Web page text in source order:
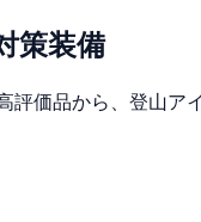
策装備
評価品から、登山ア